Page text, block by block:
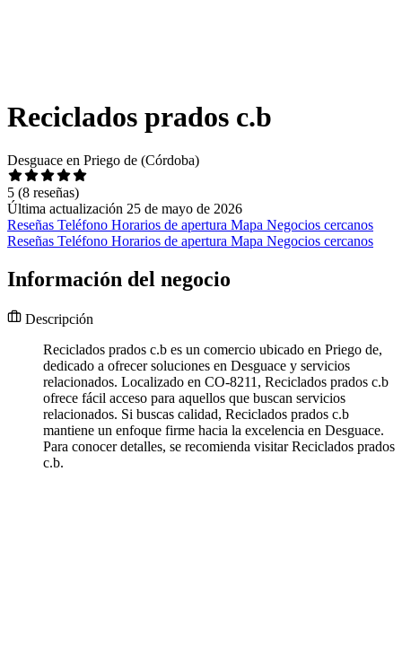
Reciclados prados c.b
Desguace en Priego de (Córdoba)
5 (8 reseñas)
Última actualización 25 de mayo de 2026
Reseñas Teléfono Horarios de apertura Mapa Negocios cercanos
Reseñas Teléfono Horarios de apertura Mapa Negocios cercanos
Información del negocio
Descripción
Reciclados prados c.b es un comercio ubicado en Priego de,
dedicado a ofrecer soluciones en Desguace y servicios
relacionados. Localizado en CO-8211, Reciclados prados c.b
ofrece fácil acceso para aquellos que buscan servicios
relacionados. Si buscas calidad, Reciclados prados c.b
mantiene un enfoque firme hacia la excelencia en Desguace.
Para conocer detalles, se recomienda visitar Reciclados prados
c.b.